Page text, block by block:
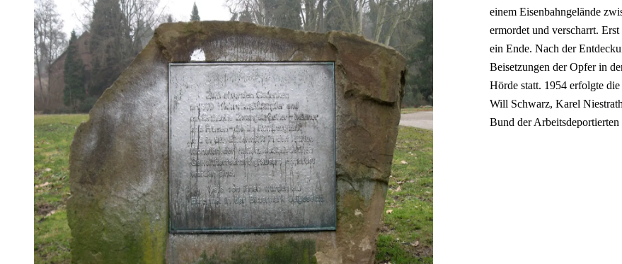
einem Eisenbahngelände
ermordet und verscharrt.
ein Ende. Nach der
Beisetzungen der Opfer in
Hörde statt. 1954 erfolgte
Will Schwarz, Karel
Bund der